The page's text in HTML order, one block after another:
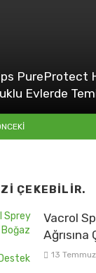
PureProtect
Evlerde
ÇEKEBILIR.
Vacrol
13